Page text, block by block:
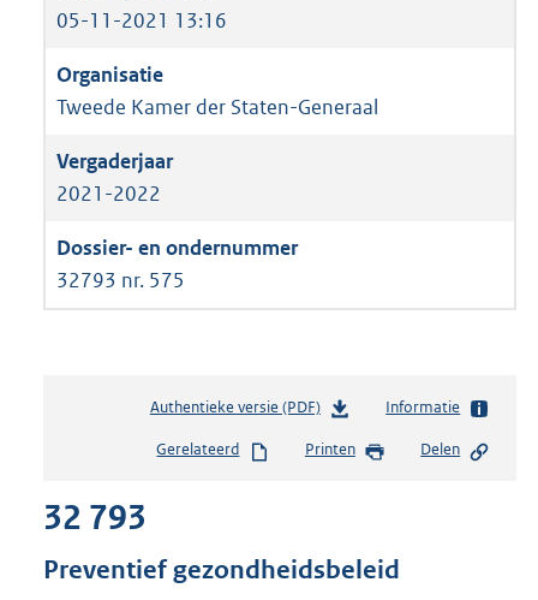
05-11-2021 13:16
Tweede Kamer der Staten-Generaal
2021-2022
32793 nr. 575
Authentieke versie (PDF)b
s
d
s
Informatie
Gerelateerd Printen Delen
32 793
Preventief gezondheidsbeleid